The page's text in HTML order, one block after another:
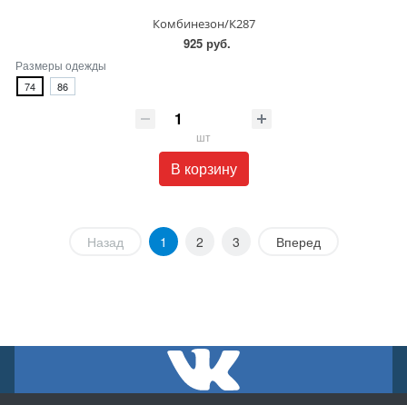
Комбинезон/К287
925 руб.
Размеры одежды
74 86
шт
В корзину
Назад 1 2 3 Вперед